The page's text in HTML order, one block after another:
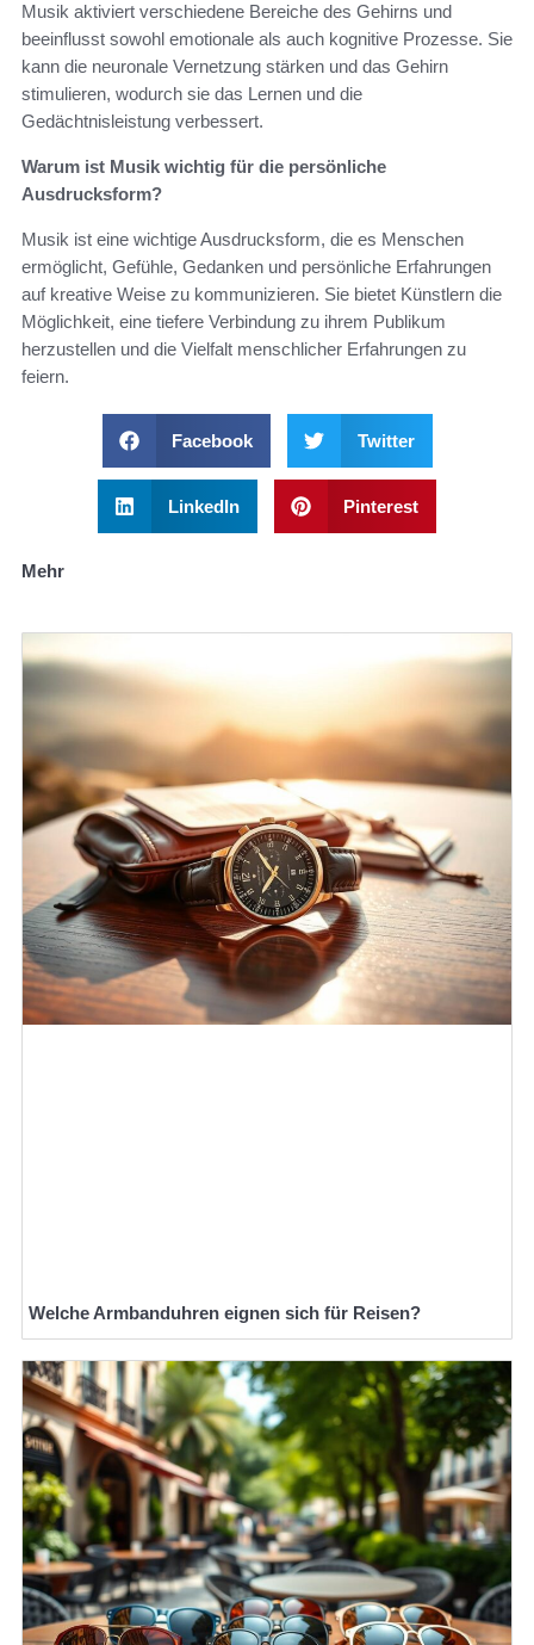
Musik aktiviert verschiedene Bereiche des Gehirns und
beeinflusst sowohl emotionale als auch kognitive Prozesse. Sie
kann die neuronale Vernetzung stärken und das Gehirn
stimulieren, wodurch sie das Lernen und die
Gedächtnisleistung verbessert.
Warum ist Musik wichtig für die persönliche
Ausdrucksform?
Musik ist eine wichtige Ausdrucksform, die es Menschen
ermöglicht, Gefühle, Gedanken und persönliche Erfahrungen
auf kreative Weise zu kommunizieren. Sie bietet Künstlern die
Möglichkeit, eine tiefere Verbindung zu ihrem Publikum
herzustellen und die Vielfalt menschlicher Erfahrungen zu
feiern.
Facebook Twitter
LinkedIn Pinterest
Mehr
Welche Armbanduhren eignen sich für Reisen?